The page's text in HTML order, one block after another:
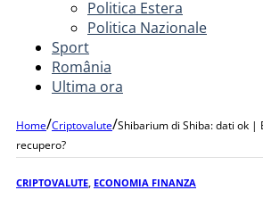
Politica Estera
Politica Nazionale
Sport
România
Ultima ora
Home/Criptovalute/Shibarium di Shiba: dati ok |
recupero?
CRIPTOVALUTE ECONOMIA FINANZA